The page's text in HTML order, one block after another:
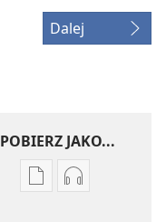
Dalej
POBIERZ JAKO...
UstawieniaUstawienia